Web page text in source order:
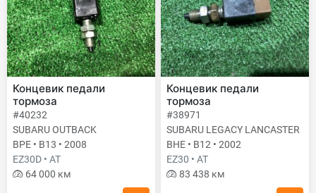
Концевик педали
тормоза
#40232
SUBARU OUTBACK
BPE • B13 • 2008
EZ30D • AT
64 000 км
Концевик педали
тормоза
#38971
SUBARU LEGACY LANCASTER
BHE • B12 • 2002
EZ30 • AT
83 438 км